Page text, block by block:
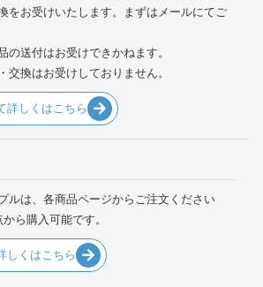
をお受けいたします。まずはメールにてご
送付はお受けできかねます。
換はお受けしておりません。
詳しくはこちら
ルは、各商品ページからご注文ください
ら購入可能です。
しくはこちら